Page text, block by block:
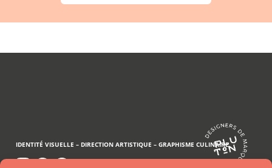
IDENTITÉ VISUELLE – DIRECTION ARTISTIQUE –GRAPHISME CULINAIRE